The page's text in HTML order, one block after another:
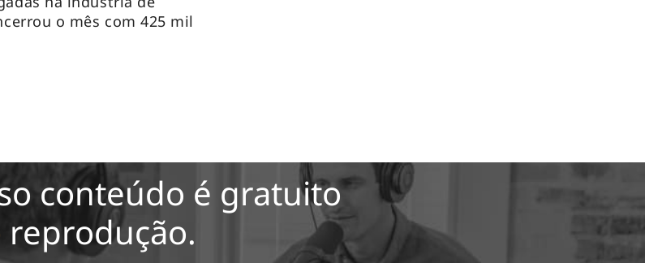
o mês com 425 mil
conteúdo é gratuito
reprodução.